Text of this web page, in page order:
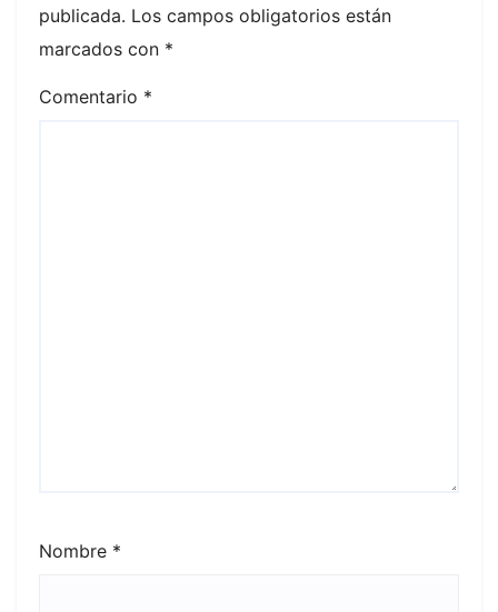
publicada. Los campos obligatorios están
marcados con *
Comentario *
Nombre *